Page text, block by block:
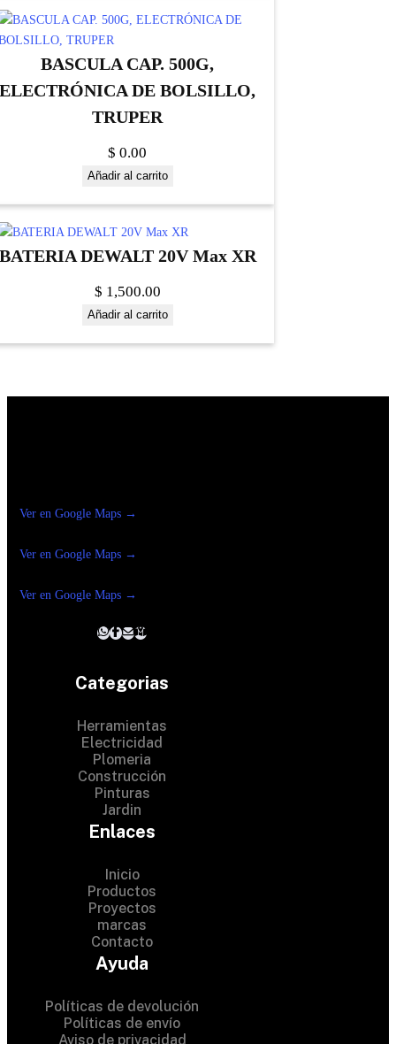
BASCULA CAP. 500G,
ELECTRÓNICA DE BOLSILLO,
TRUPER
$ 0.00
Añadir al carrito
DEWALT 20V Max XR
$ 1,500.00
Añadir al carrito
Ver en Google Maps →
Ver en Google Maps →
Ver en Google Maps →
Categorias
Herramientas
Electricidad
Plomeria
Construcción
Pinturas
Jardin
Enlaces
Inicio
Productos
Proyectos
marcas
Contacto
Ayuda
Políticas de devolución
Políticas de envío
Aviso de privacidad